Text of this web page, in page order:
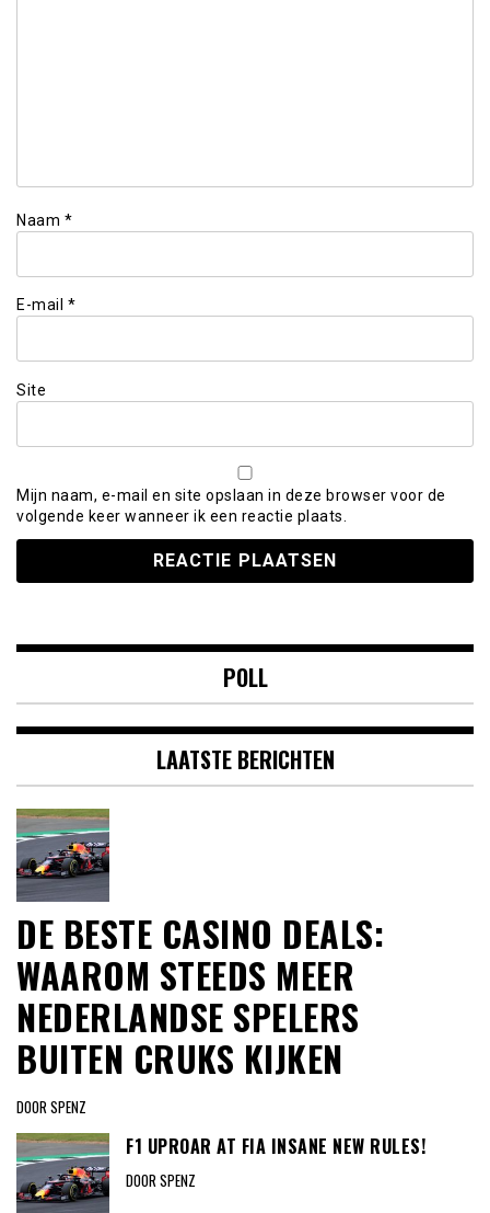
Naam *
E-mail *
Site
Mijn naam, e-mail en site opslaan in deze browser voor de
volgende keer wanneer ik een reactie plaats.
POLL
LAATSTE BERICHTEN
DE BESTE CASINO DEALS:
WAAROM STEEDS MEER
NEDERLANDSE SPELERS
BUITEN CRUKS KIJKEN
DOOR SPENZ
F1 UPROAR AT FIA INSANE NEW RULES!
DOOR SPENZ